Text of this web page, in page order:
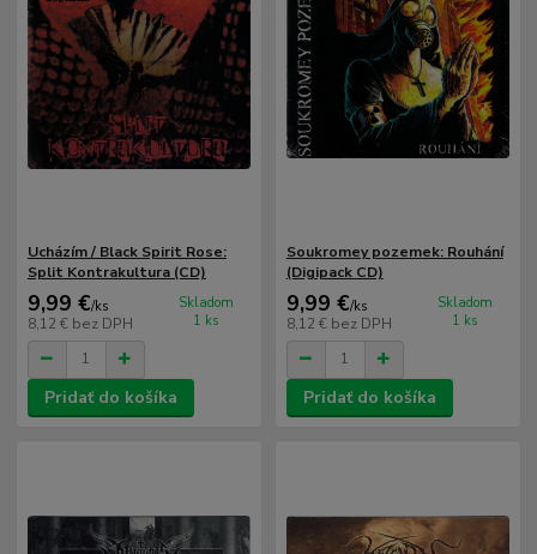
Ucházím / Black Spirit Rose:
Split Kontrakultura (CD)
9,99 €/ks
8,12 € bez DPH
Skladom
1 ks
Pridať do košíka
Soukromey pozemek: Rouhání
(Digipack CD)
9,99 €/ks
8,12 € bez DPH
Skladom
1 ks
Pridať do košíka